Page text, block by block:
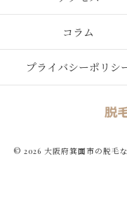
コラム
プライバシーポリシ
© 2026 大阪府箕面市の脱毛